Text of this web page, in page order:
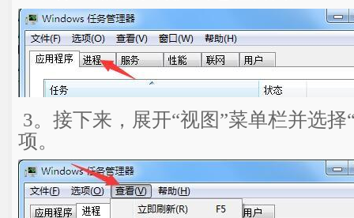
3。接下来，展开“视图”菜单栏并选择
项。